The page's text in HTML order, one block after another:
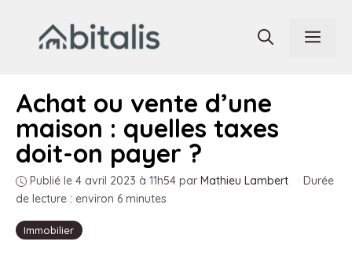
contenu
Immobilier
Achat ou vente d’une
maison : quelles taxes
doit-on payer ?
Publié le 4 avril 2023 à 11h54 par Mathieu Lambert · Durée
de lecture : environ 6 minutes